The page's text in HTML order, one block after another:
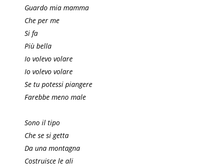
Guardo mia mamma
Che per me
Si fa
Più bella
Io volevo volare
Io volevo volare
Se tu potessi piangere
Farebbe meno male
Sono il tipo
Che se si getta
Da una montagna
Costruisce le ali